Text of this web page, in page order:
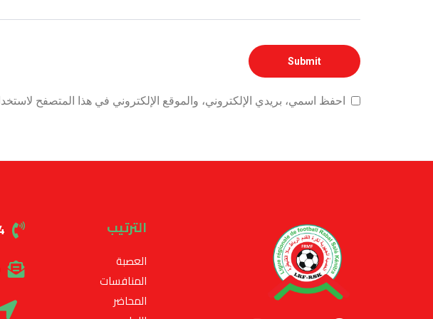
احفظ اسمي، بريدي الإلكتروني، والموقع الإلكتروني في هذا المتصفح
الترتيب
العصبة
المنافسات
المحاضر